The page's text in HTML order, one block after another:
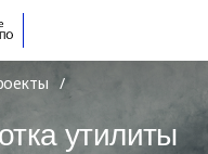
/
утилиты